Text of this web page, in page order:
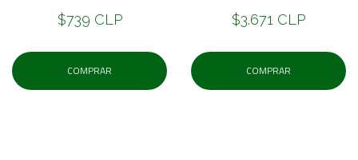
$739 CLP
COMPRAR
$3.671 CLP
COMPRAR